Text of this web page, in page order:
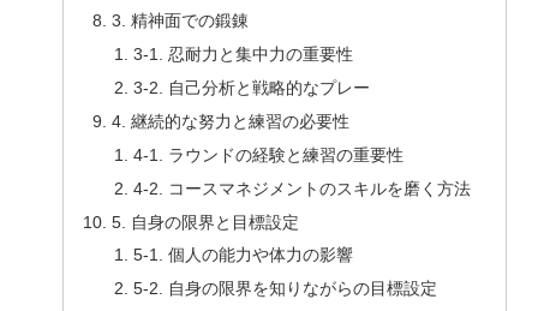
3. 精神面での鍛錬
3-1. 忍耐力と集中力の重要性
3-2. 自己分析と戦略的なプレー
4. 継続的な努力と練習の必要性
4-1. ラウンドの経験と練習の重要性
4-2. コースマネジメントのスキルを磨く方法
5. 自身の限界と目標設定
5-1. 個人の能力や体力の影響
5-2. 自身の限界を知りながらの目標設定